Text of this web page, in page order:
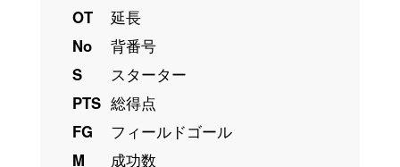
OT
延長
No
背番号
S
スターター
PTS 総得点
FG
フィールドゴール
M
成功数